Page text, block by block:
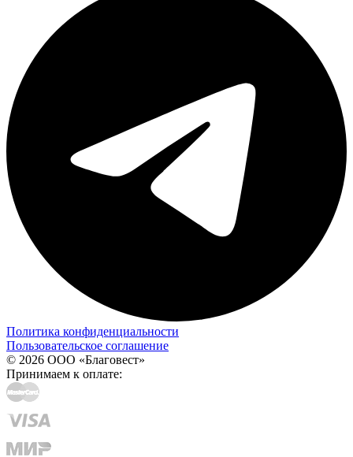
Политика конфиденциальности
Пользовательское соглашение
© 2026 ООО «Благовест»
Принимаем к оплате: